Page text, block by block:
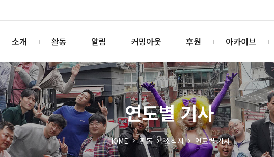
소개 활동 알림 커밍아웃 후원 아카이브
연도별 기사
HOME 활동 소식지 연도별 기사